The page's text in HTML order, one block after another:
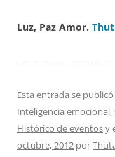
Luz, Paz Amor.
Esta entrada se publicó
Inteligencia emocional,
Histórico de eventosy
octubre, 2012 por